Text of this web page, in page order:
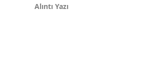
Alıntı Yazı